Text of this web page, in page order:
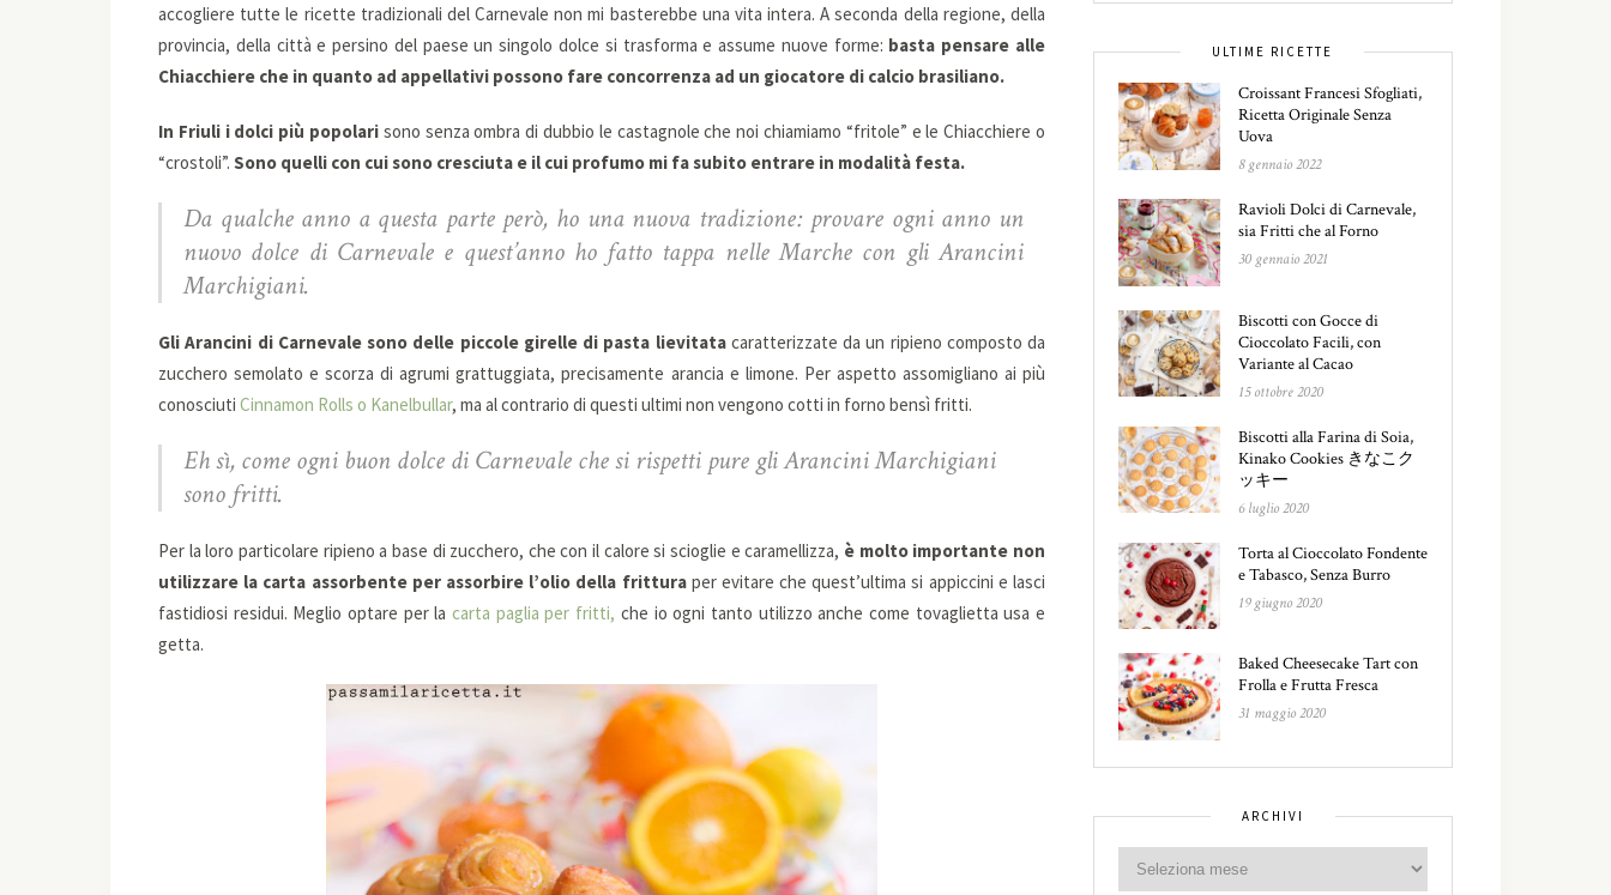
accogliere tutte le ricette tradizionali del Carnevale non mi basterebbe una vita intera. A seconda della regione, della
provincia, della città e persino del paese un singolo dolce si trasforma e assume nuove forme: basta pensare alle
Chiacchiere che in quanto ad appellativi possono fare concorrenza ad un giocatore di calcio brasiliano.
In Friuli i dolci più popolari sono senza ombra di dubbio le castagnole che noi chiamiamo “fritole” e le Chiacchiere o
“crostoli”. Sono quelli con cui sono cresciuta e il cui profumo mi fa subito entrare in modalità festa.
Da qualche anno a questa parte però, ho una nuova tradizione: provare ogni anno un
nuovo dolce di Carnevale e quest’anno ho fatto tappa nelle Marche con gli Arancini
Marchigiani.
Gli Arancini di Carnevale sono delle piccole girelle di pasta lievitatacaratterizzate da un ripieno composto da
zucchero semolato e scorza di agrumi grattuggiata, precisamente arancia e limone. Per aspetto assomigliano ai più
conosciuti Cinnamon Rolls o Kanelbullar, ma al contrario di questi ultimi non vengono cotti in forno bensì fritti.
Eh sì, come ogni buon dolce di Carnevale che si rispetti pure gli Arancini Marchigiani
sono fritti.
Per la loro particolare ripieno a base di zucchero, che con il calore si scioglie e caramellizza, è molto importante non
utilizzare la carta assorbente per assorbire l’olio della fritturaper evitare che quest’ultima si appiccini e lasci
fastidiosi residui. Meglio optare per lacarta paglia per fritti, che io ogni tanto utilizzo anche come tovaglietta usa e
getta.
ULTIME RICETTE
Croissant Francesi Sfogliati,
Ricetta Originale Senza
Uova
8 gennaio 2022
Ravioli Dolci di Carnevale,
sia Fritti che al Forno
30 gennaio 2021
Biscotti con Gocce di
Cioccolato Facili, con
Variante al Cacao
15 ottobre 2020
Biscotti alla Farina di Soia,
Kinako Cookies きなこク
ッキー
6 luglio 2020
Torta al Cioccolato Fondente
e Tabasco, Senza Burro
19 giugno 2020
Baked Cheesecake Tart con
Frolla e Frutta Fresca
31 maggio 2020
ARCHIVI